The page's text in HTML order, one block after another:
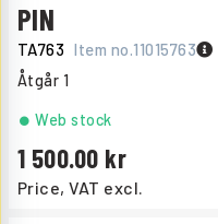
PIN
TA763 Item no.11015763
Åtgår 1
Price, VAT excl.
1 500.00
Web stock